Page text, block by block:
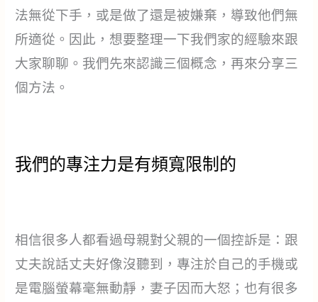
法無從下手，或是做了還是被嫌棄，導致他們無
所適從。因此，想要整理一下我們家的經驗來跟
大家聊聊。我們先來認識三個概念，再來分享三
個方法。
我們的專注力是有頻寬限制的
相信很多人都看過母親對父親的一個控訴是：跟
丈夫說話丈夫好像沒聽到，專注於自己的手機或
是電腦螢幕毫無動靜，妻子因而大怒；也有很多